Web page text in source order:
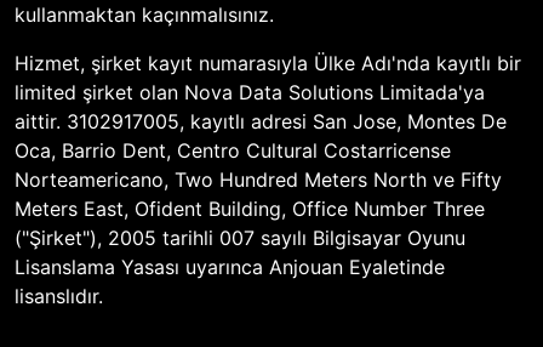
kullanmaktan kaçınmalısınız.
Hizmet, şirket kayıt numarasıyla Ülke Adı'nda kayıtlı bir
limited şirket olan Nova Data Solutions Limitada'ya
aittir. 3102917005, kayıtlı adresi San Jose, Montes De
Oca, Barrio Dent, Centro Cultural Costarricense
Norteamericano, Two Hundred Meters North ve Fifty
Meters East, Ofident Building, Office Number Three
("Şirket"), 2005 tarihli 007 sayılı Bilgisayar Oyunu
Lisanslama Yasası uyarınca Anjouan Eyaletinde
lisanslıdır.